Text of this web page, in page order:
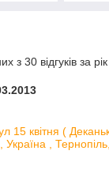
з 30 відгуків за рік
15 квітня (
Україна ,